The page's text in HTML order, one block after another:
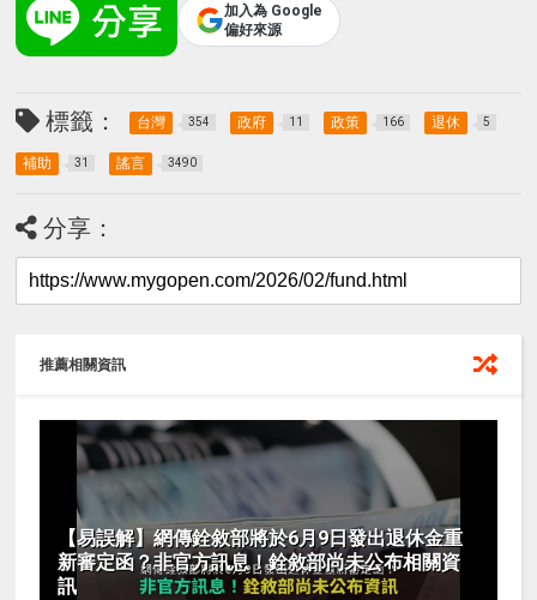
加入為 Google
偏好來源
標籤： 台灣 354 政府 11 政策 166 退休 5
補助 31 謠言 3490
分享：
推薦相關資訊
【易誤解】網傳銓敘部將於6月9日發出退休金重
新審定函？非官方訊息！銓敘部尚未公布相關資
訊